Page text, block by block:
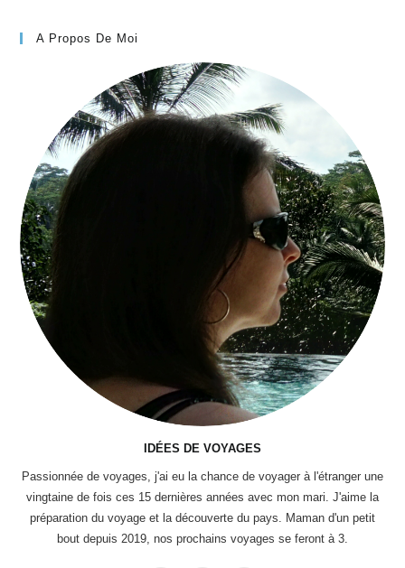
de
voyage
A Propos De Moi
IDÉES DE VOYAGES
Passionnée de voyages, j'ai eu la chance de voyager à l'étranger une
vingtaine de fois ces 15 dernières années avec mon mari. J'aime la
préparation du voyage et la découverte du pays. Maman d'un petit
bout depuis 2019, nos prochains voyages se feront à 3.